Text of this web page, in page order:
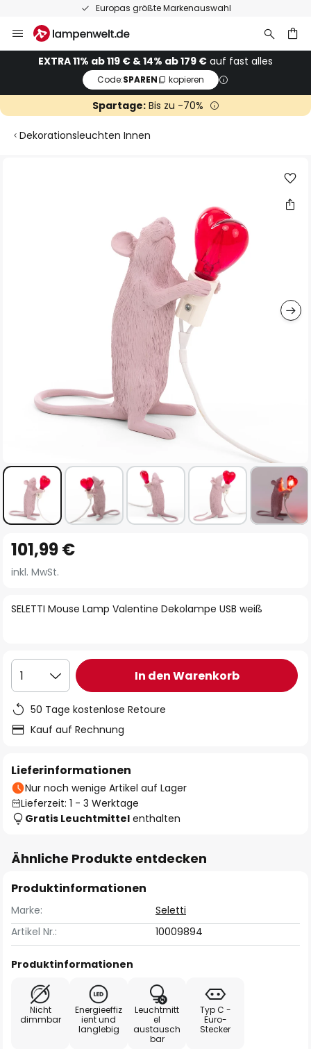
Europas größte Markenauswahl
Inhalt
springenEXTRA 11% ab 119 € & 14% ab 179 € auf fast alles
Code:SPAREN kopieren
Spartage:Bis zu -70%
Dekorationsleuchten Innen
Anfang
der
springen
SELETTI Mouse Lamp Valentine Dekolampe USB weiß
101,99 €
inkl. MwSt.
1 In den Warenkorb
50 Tage kostenlose Retoure
Kauf auf Rechnung
Lieferinformationen
Nur noch wenige Artikel auf Lager
Lieferzeit: 1 - 3 Werktage
Gratis Leuchtmittel enthalten
Ähnliche Produkte entdecken
Produktinformationen
Marke:
Seletti
Artikel Nr.:
10009894
Produktinformationen
Nicht
dimmbar
Energieeffiz
ient und
langlebig
Leuchtmitt
el
austausch
bar
Typ C -
Euro-
Stecker